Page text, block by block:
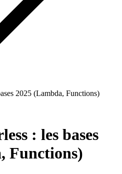
2025 (Lambda, Functions)
: les bases
Functions)